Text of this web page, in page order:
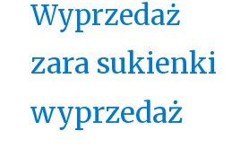
Wyprzedaż
zara sukienki
wyprzedaż